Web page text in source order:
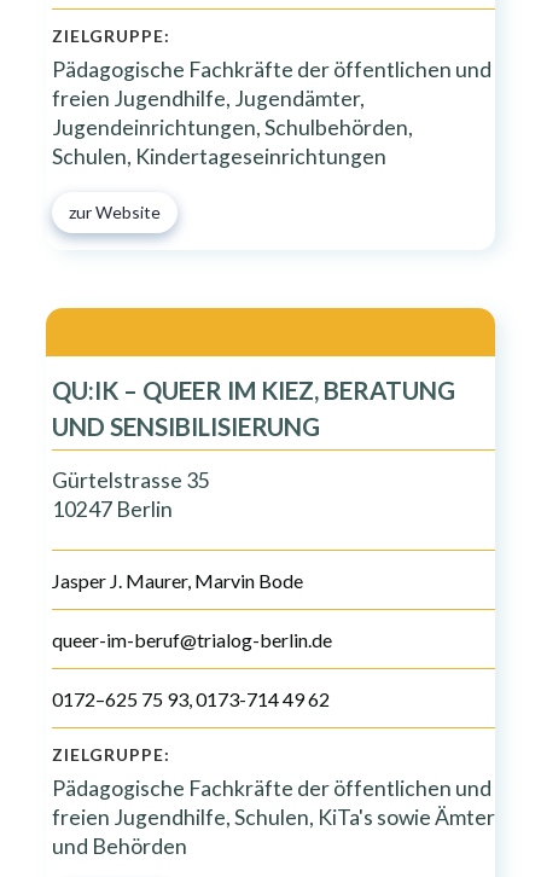
ZIELGRUPPE:
Pädagogische Fachkräfte der öffentlichen und
freien Jugendhilfe, Jugendämter,
Jugendeinrichtungen, Schulbehörden,
Schulen, Kindertageseinrichtungen
zur Website
QU:IK – QUEER IM KIEZ, BERATUNG
UND SENSIBILISIERUNG
Gürtelstrasse 35
10247 Berlin
Jasper J. Maurer, Marvin Bode
queer-im-beruf@trialog-berlin.de
0172–625 75 93, 0173-714 49 62
ZIELGRUPPE:
Pädagogische Fachkräfte der öffentlichen und
freien Jugendhilfe, Schulen, KiTa's sowie Ämter
und Behörden